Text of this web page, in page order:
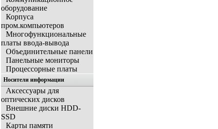
оборудование
Корпуса
пром.компьютеров
Многофункциональные
платы ввода-вывода
Объединительные панели
Панельные мониторы
Процессорные платы
Носители информации
Аксессуары для
оптических дисков
Внешние диски HDD-
SSD
Карты памяти